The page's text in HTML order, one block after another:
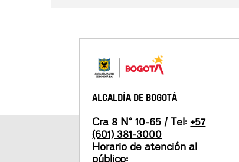
ALCALDÍA DE BOGOTÁ
Cra 8 N° 10-65 / Tel: +57
(601) 381-3000
Horario de atención al
público: